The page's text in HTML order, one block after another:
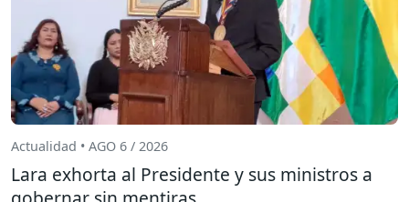
Actualidad • AGO 6 / 2026
Lara exhorta al Presidente y sus ministros a